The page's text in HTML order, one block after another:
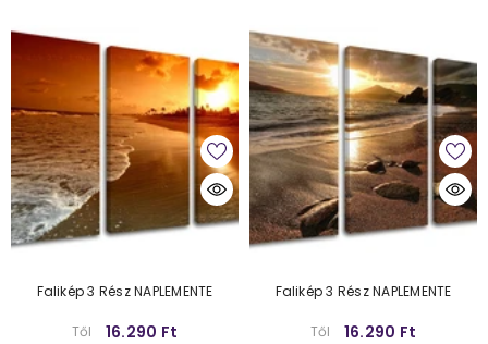
Falikép 3 Rész NAPLEMENTE
Től 16.290 Ft
Falikép 3 Rész NAPLEMENTE
Től 16.290 Ft